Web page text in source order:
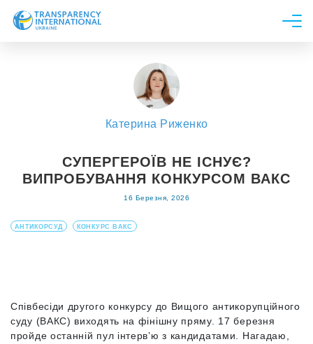
Напрями роботи
Долучитися
Катерина Риженко
СУПЕРГЕРОЇВ НЕ ІСНУЄ?
ВИПРОБУВАННЯ КОНКУРСОМ ВАКС
16 Березня, 2026
АНТИКОРСУД КОНКУРС ВАКС
Співбесіди другого конкурсу до Вищого антикорупційного
суду (ВАКС) виходять на фінішну пряму. 17 березня
пройде останній пул інтерв’ю з кандидатами. Нагадаю,